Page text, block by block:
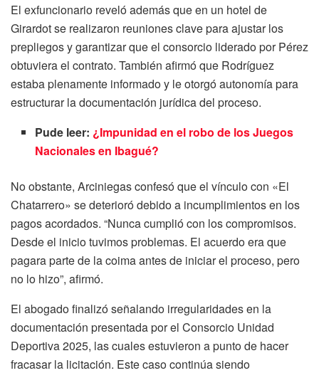
El exfuncionario reveló además que en un hotel de
Girardot se realizaron reuniones clave para ajustar los
prepliegos y garantizar que el consorcio liderado por Pérez
obtuviera el contrato. También afirmó que Rodríguez
estaba plenamente informado y le otorgó autonomía para
estructurar la documentación jurídica del proceso.
Pude leer: ¿Impunidad en el robo de los Juegos
Nacionales en Ibagué?
No obstante, Arciniegas confesó que el vínculo con «El
Chatarrero» se deterioró debido a incumplimientos en los
pagos acordados. “Nunca cumplió con los compromisos.
Desde el inicio tuvimos problemas. El acuerdo era que
pagara parte de la coima antes de iniciar el proceso, pero
no lo hizo”, afirmó.
El abogado finalizó señalando irregularidades en la
documentación presentada por el Consorcio Unidad
Deportiva 2025, las cuales estuvieron a punto de hacer
fracasar la licitación. Este caso continúa siendo